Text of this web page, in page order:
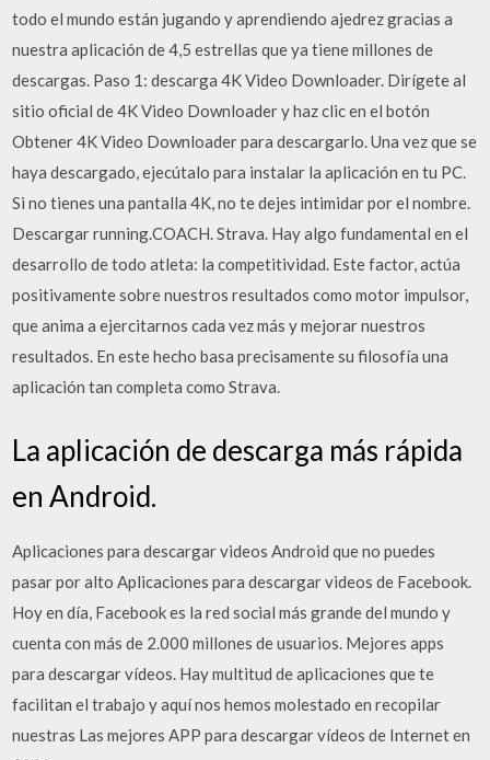
todo el mundo están jugando y aprendiendo ajedrez gracias a
nuestra aplicación de 4,5 estrellas que ya tiene millones de
descargas. Paso 1: descarga 4K Video Downloader. Dirígete al
sitio oficial de 4K Video Downloader y haz clic en el botón
Obtener 4K Video Downloader para descargarlo. Una vez que se
haya descargado, ejecútalo para instalar la aplicación en tu PC.
Si no tienes una pantalla 4K, no te dejes intimidar por el nombre.
Descargar running.COACH. Strava. Hay algo fundamental en el
desarrollo de todo atleta: la competitividad. Este factor, actúa
positivamente sobre nuestros resultados como motor impulsor,
que anima a ejercitarnos cada vez más y mejorar nuestros
resultados. En este hecho basa precisamente su filosofía una
aplicación tan completa como Strava.
La aplicación de descarga más rápida
en Android.
Aplicaciones para descargar videos Android que no puedes
pasar por alto Aplicaciones para descargar videos de Facebook.
Hoy en día, Facebook es la red social más grande del mundo y
cuenta con más de 2.000 millones de usuarios. Mejores apps
para descargar vídeos. Hay multitud de aplicaciones que te
facilitan el trabajo y aquí nos hemos molestado en recopilar
nuestras Las mejores APP para descargar vídeos de Internet en